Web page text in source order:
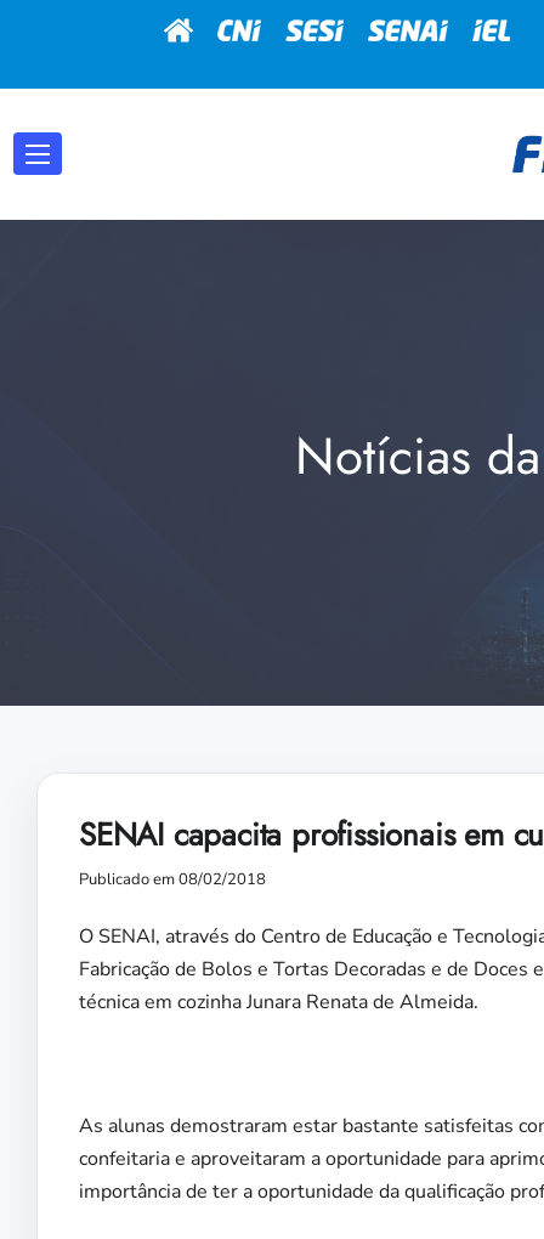
Notícias
SENAI capacita profissionais em
Publicado em 08/02/2018
O SENAI, através do Centro de Educação e
Fabricação de Bolos e Tortas Decoradas e de
técnica em cozinha Junara Renata de Almeida.
As alunas demostraram estar bastante satisfeitas
confeitaria e aproveitaram a oportunidade para
importância de ter a oportunidade da qualificação